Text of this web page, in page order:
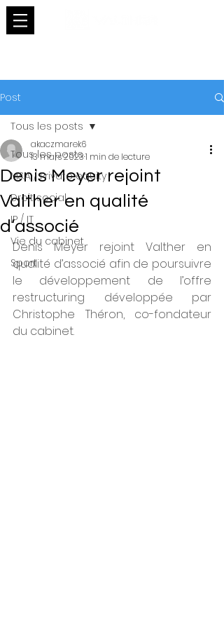
Post
Tous les posts
M&A / Private equity
Droit social
IP / IT
Vie du cabinet
Sport
Tous les posts
Denis Meyer rejoint
Valther en qualité
d’associé
akaczmarek6
13 mars 20231 min de lecture
Denis Meyer rejoint Valther en
qualité d’associé afin de poursuivre
le développement de l’offre
restructuring développée par
Christophe Théron, co-fondateur
du cabinet.